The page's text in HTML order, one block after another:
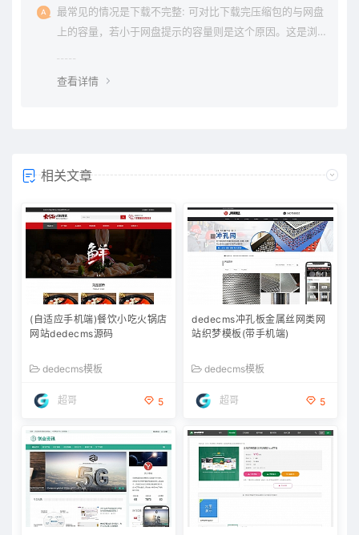
最常见的情况是下载不完整: 可对比下载完压缩包的与网盘
上的容量，若小于网盘提示的容量则是这个原因。这是浏
查看详情
相关文章
(自适应手机端)餐饮小吃火锅店
网站dedecms源码
dedecms模板
超哥 5
dedecms冲孔板金属丝网类网
站织梦模板(带手机端)
dedecms模板
超哥 5